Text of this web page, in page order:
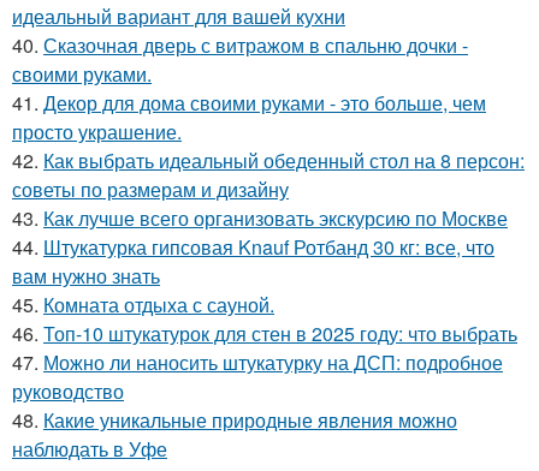
идеальный вариант для вашей кухни
40. Сказочная дверь с витражом в спальню дочки -
своими руками.
41. Декор для дома своими руками - это больше, чем
просто украшение.
42. Как выбрать идеальный обеденный стол на 8 персон:
советы по размерам и дизайну
43. Как лучше всего организовать экскурсию по Москве
44. Штукатурка гипсовая Knauf Ротбанд 30 кг: все, что
вам нужно знать
45. Комната отдыха с сауной.
46. Топ-10 штукатурок для стен в 2025 году: что выбрать
47. Можно ли наносить штукатурку на ДСП: подробное
руководство
48. Какие уникальные природные явления можно
наблюдать в Уфе